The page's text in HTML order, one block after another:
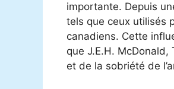
importante. Depuis
tels que ceux utilisés
canadiens. Cette
que J.E.H.
et de la sobriété de